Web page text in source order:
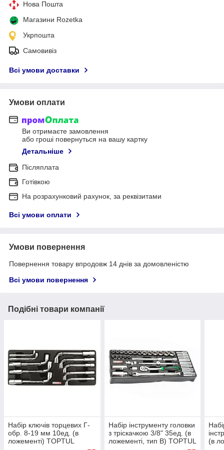
Нова Пошта
Магазини Rozetka
Укрпошта
Самовивіз
Всі умови доставки
Умови оплати
Ви отримаєте замовлення
або гроші повернуться на вашу картку
Детальніше
Післяплата
Готівкою
На розрахунковий рахунок, за реквізитами
Всі умови оплати
Умови повернення
Повернення товару впродовж 14 днів за домовленістю
Всі умови повернення
Подібні товари компанії
Набір ключів торцевих Г-
обр. 8-19 мм 10ед. (в
ложементі) TOPTUL
Набір інструменту головки
з тріскачкою 3/8" 35ед. (в
ложементі, тип В) TOPTUL
(в